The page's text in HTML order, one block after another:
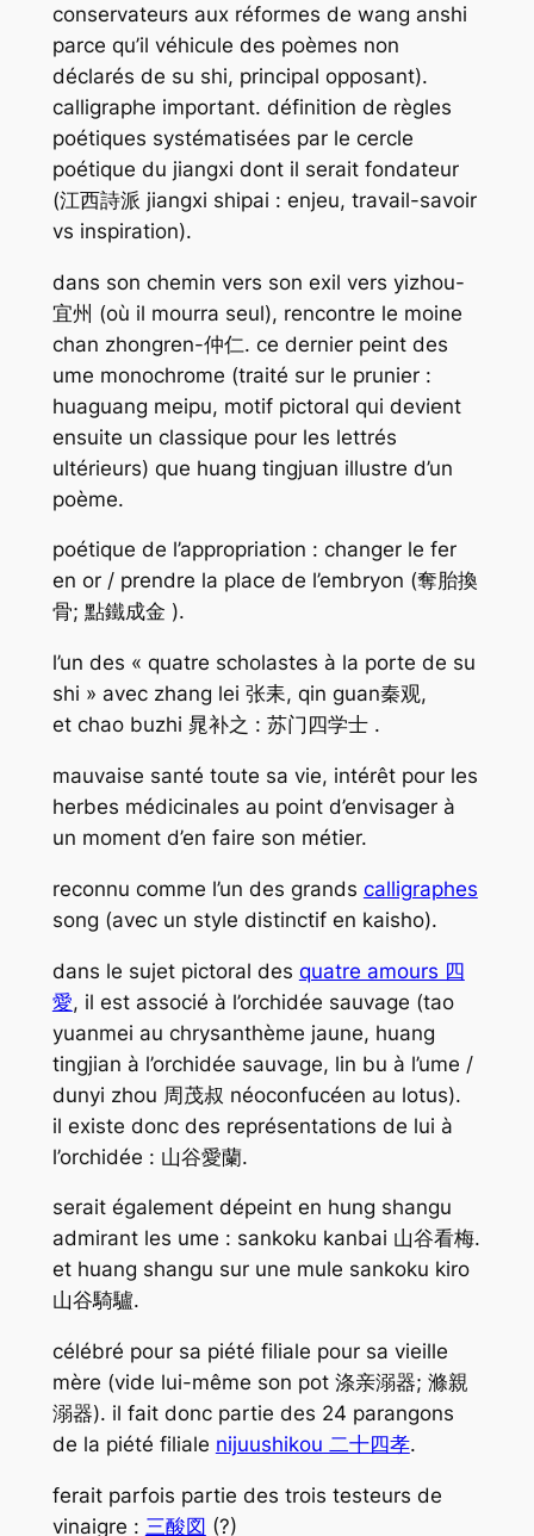
conservateurs aux réformes de wang anshi
parce qu’il véhicule des poèmes non
déclarés de su shi, principal opposant).
calligraphe important. définition de règles
poétiques systématisées par le cercle
poétique du jiangxi dont il serait fondateur
(江西詩派 jiangxi shipai : enjeu, travail-savoir
vs inspiration).
dans son chemin vers son exil vers yizhou-
宜州 (où il mourra seul), rencontre le moine
chan zhongren-仲仁. ce dernier peint des
ume monochrome (traité sur le prunier :
huaguang meipu, motif pictoral qui devient
ensuite un classique pour les lettrés
ultérieurs) que huang tingjuan illustre d’un
poème.
poétique de l’appropriation : changer le fer
en or / prendre la place de l’embryon (奪胎換
骨; 點鐵成金 ).
l’un des « quatre scholastes à la porte de su
shi » avec zhang lei 张耒, qin guan秦观,
et chao buzhi 晁补之 : 苏门四学士 .
mauvaise santé toute sa vie, intérêt pour les
herbes médicinales au point d’envisager à
un moment d’en faire son métier.
reconnu comme l’un des grands calligraphes
song (avec un style distinctif en kaisho).
dans le sujet pictoral des quatre amours 四
愛, il est associé à l’orchidée sauvage (tao
yuanmei au chrysanthème jaune, huang
tingjian à l’orchidée sauvage, lin bu à l’ume /
dunyi zhou 周茂叔 néoconfucéen au lotus).
il existe donc des représentations de lui à
l’orchidée : 山谷愛蘭.
serait également dépeint en hung shangu
admirant les ume : sankoku kanbai 山谷看梅.
et huang shangu sur une mule sankoku kiro
山谷騎驢.
célébré pour sa piété filiale pour sa vieille
mère (vide lui-même son pot 涤亲溺器; 滌親
溺器). il fait donc partie des 24 parangons
de la piété filiale nijuushikou 二十四孝.
ferait parfois partie des trois testeurs de
vinaigre : 三酸図 (?)